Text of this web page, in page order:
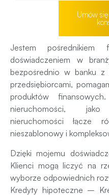
Umów
Jestem pośrednikiem
doświadczeniem w
bezpośrednio w banku z
przedsiębiorcami,
produktów
nieruchomości,
nieruchomości łącze
nieszablonowy i
Dzięki mojemu
Klienci mogą liczyć na
wyborze odpowiednich
Kredyty hipoteczne –